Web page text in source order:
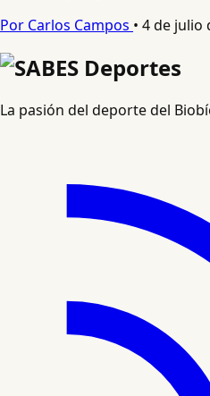
Por Carlos Campos • 4 de julio
La pasión del deporte del